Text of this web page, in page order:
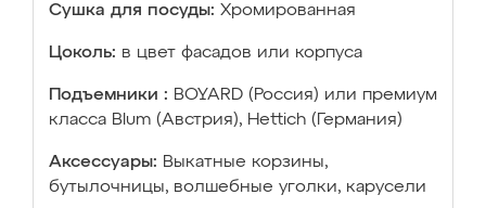
Сушка для посуды: Хромированная
Цоколь: в цвет фасадов или корпуса
Подъемники : BOYARD (Россия) или премиум
класса Blum (Австрия), Hettich (Германия)
Аксессуары: Выкатные корзины,
бутылочницы, волшебные уголки, карусели